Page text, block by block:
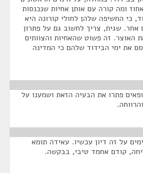
ומה קורה עם אותן אחיות שנכנסות
כי החשיפה שלהן לחולי קורונה היא
אחר. שגית, צריך לחשוב גם על פתרון
האוצר. זה פשוט שהאחיות והצוותים
את ימי הבידוד שלהם כי המדינה
פתרו את הבעיה הזאת ושמענו על
על זה דיון עכשיו. עאידה תומא
קודם אחמד טיבי, בבקשה.